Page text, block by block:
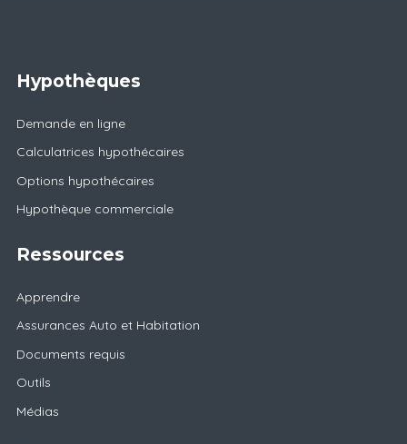
Hypothèques
Demande en ligne
Calculatrices hypothécaires
Options hypothécaires
Hypothèque commerciale
Ressources
Apprendre
Assurances Auto et Habitation
Documents requis
Outils
Médias